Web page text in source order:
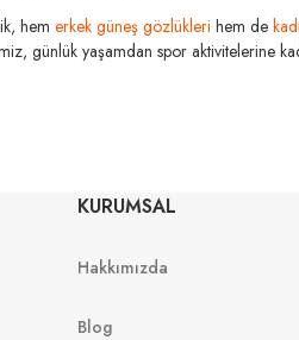
SmartLife Plus Progresif Gözlük
hem erkek güneş gözlükleri hem de
günlük yaşamdan spor aktivitelerine
KURUMSAL
Hakkımızda
Blog